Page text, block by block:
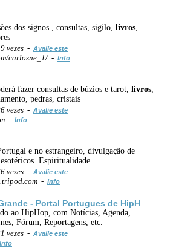
dos signos , consultas, sigilo, livros
vezes - Avalie este
carlosne_1/ - Info
fazer consultas de búzios e tarot, livros
pedras, cristais
vezes - Avalie este
- Info
e no estrangeiro, divulgação de
Espiritualidade
vezes - Avalie este
- Info
- Portal Portugues de HipH
ao HipHop, com Notícias, Agenda,
Fórum, Reportagens, etc.
vezes - Avalie este
Info